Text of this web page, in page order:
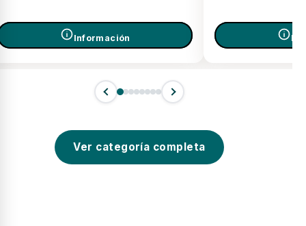
Información
Ver categoría completa